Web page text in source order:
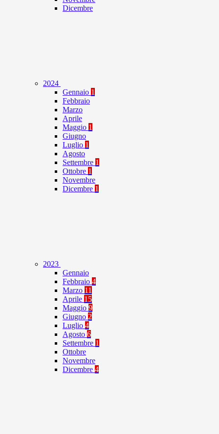
Dicembre
2024
Gennaio 1
Febbraio
Marzo
Aprile
Maggio 1
Giugno
Luglio 1
Agosto
Settembre 1
Ottobre 1
Novembre
Dicembre 1
2023
Gennaio
Febbraio 4
Marzo 11
Aprile 15
Maggio 9
Giugno 2
Luglio 4
Agosto 6
Settembre 1
Ottobre
Novembre
Dicembre 4